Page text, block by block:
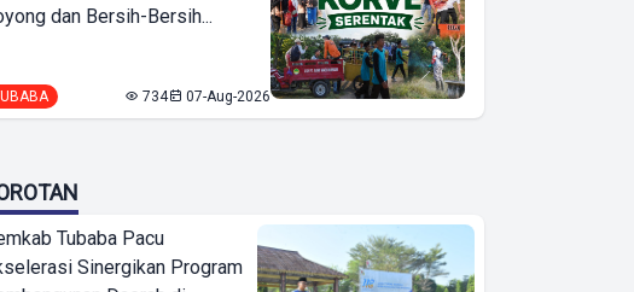
dan Bersih-Bersih...
734 07-Aug-2026
Tubaba Pacu
Sinergikan Program